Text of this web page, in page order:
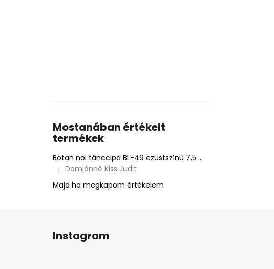
Mostanában értékelt
termékek
Botan női tánccipő BL-49 ezüstszínű 7,5 cm Flare
A termék értékelése 5-ből 5 csillag.
| Domjánné Kiss Judit
Majd ha megkapom értékelem
L
Instagram